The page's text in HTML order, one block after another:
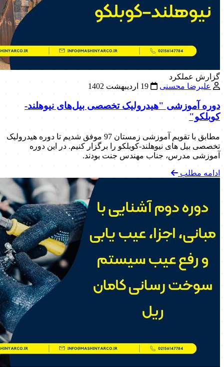
گزارش عملکرد
علیرضا محسنی
دوره آموزشی "هیدرولیک تخصصی بیل‌های نیوهلند-
کوبلکو"
مطابق با تقویم آموزشی زمستان 97 موفق شدیم تا دوره هیدرولیک
تخصصی بیل های نیوهلند-کوبلکو را برگزار کنیم. در این دوره
آموزشی مدرس، جناب مهندس جنت بودند.
ادامه مطلب